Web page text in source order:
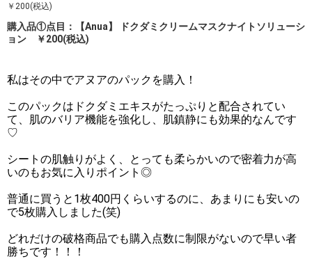
購入品①点目：【Anua】 ドクダミクリームマスクナイトソリューシ
ョン ￥200(税込)
私はその中でアヌアのパックを購入！
このパックはドクダミエキスがたっぷりと配合されてい
て、肌のバリア機能を強化し、肌鎮静にも効果的なんです
♡
シートの肌触りがよく、とっても柔らかいので密着力が高
いのもお気に入りポイント◎
普通に買うと1枚400円くらいするのに、あまりにも安いの
で5枚購入しました(笑)
どれだけの破格商品でも購入点数に制限がないので早い者
勝ちです！！！